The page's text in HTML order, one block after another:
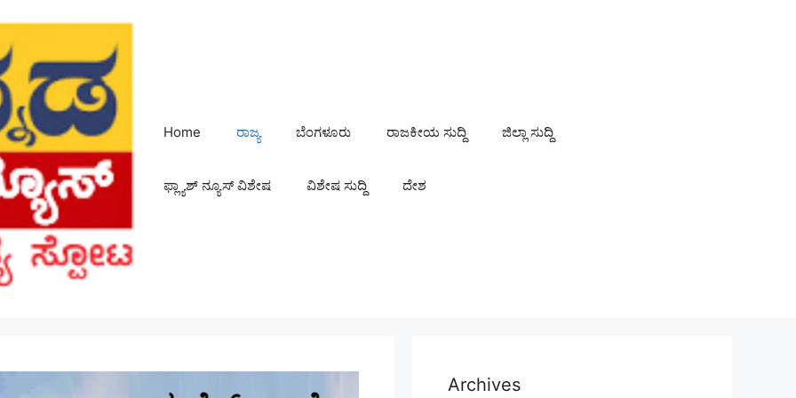
Home ರಾಜ್ಯ ಬೆಂಗಳೂರು ರಾಜಕೀಯ ಸುದ್ದಿ ಜಿಲ್ಲಾ ಸುದ್ದಿ
ಫ್ಲ್ಯಾಶ್ ನ್ಯೂಸ್ ವಿಶೇಷ ವಿಶೇಷ ಸುದ್ದಿ ದೇಶ
Archives